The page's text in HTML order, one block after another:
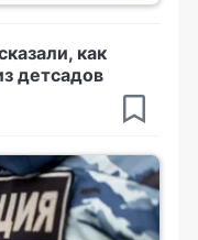
как
детсадов